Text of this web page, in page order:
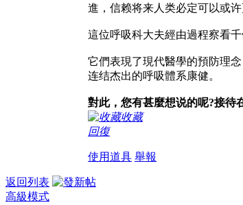
進，信赖将来人类必定可以或
這位呼吸科大夫經由過程察看
它們表現了現代醫學的預防理
连结杰出的呼吸體系康健。
對此，您有甚麼想说的呢?接待
收藏
回復
使用道具 舉報
返回列表
高級模式